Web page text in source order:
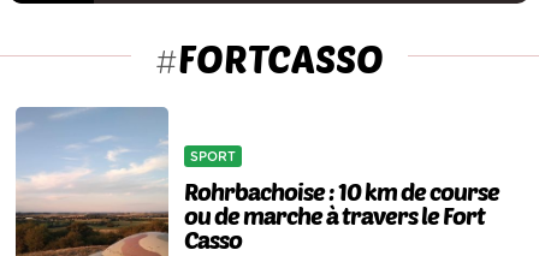
#FORTCASSO
SPORT
Rohrbachoise : 10 km de course
ou de marche à travers le Fort
Casso